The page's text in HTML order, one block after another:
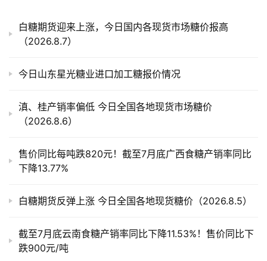
业
销
白糖期货迎来上涨，今日国内各现货市场糖价报高
（2026.8.7）
今日山东星光糖业进口加工糖报价情况
滇、桂产销率偏低 今日全国各地现货市场糖价
（2026.8.6）
售价同比每吨跌820元！截至7月底广西食糖产销率同比
下降13.77%
白糖期货反弹上涨 今日全国各地现货糖价（2026.8.5）
截至7月底云南食糖产销率同比下降11.53%！售价同比下
跌900元/吨